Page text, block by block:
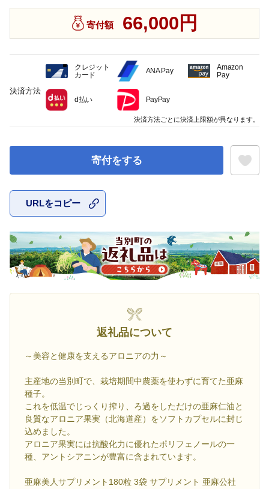
寄付額 66,000円
寄付をする
URLをコピー
返礼品について
～美容と健康を支えるアロニアの力～
主産地の当別町で、栽培期間中農薬を使わずに育てた亜麻
種子。
これを低温でじっくり搾り、ろ過をしただけの亜麻仁油と
良質なアロニア果実（北海道産）をソフトカプセルに封じ
込めました。
アロニア果実には抗酸化力に優れたポリフェノールの一
種、アントシアニンが豊富に含まれています。
亜麻美人サプリメント180粒 3袋 サプリメント 亜麻公社
決済方法
クレジット
カード
ANA Pay
Amazon
Pay
d払い PayPay
決済方法ごとに決済上限額が異なります。